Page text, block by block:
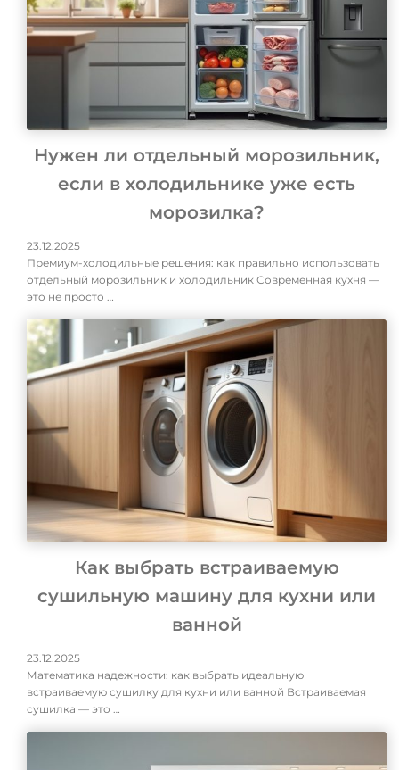
Нужен ли отдельный морозильник,
если в холодильнике уже есть
морозилка?
23.12.2025
Премиум-холодильные решения: как правильно использовать
отдельный морозильник и холодильник Современная кухня —
это не просто …
Как выбрать встраиваемую
сушильную машину для кухни или
ванной
23.12.2025
Математика надежности: как выбрать идеальную
встраиваемую сушилку для кухни или ванной Встраиваемая
сушилка — это …